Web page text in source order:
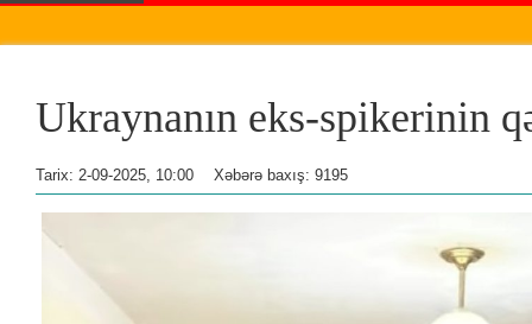
Ukraynanın eks-spikerinin
Tarix: 2-09-2025, 10:00 Xəbərə baxış: 9195